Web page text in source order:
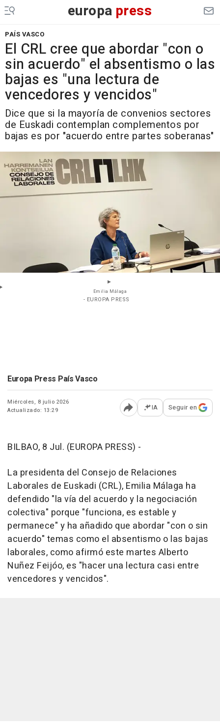
europa press
PAÍS VASCO
El CRL cree que abordar "con o
sin acuerdo" el absentismo o las
bajas es "una lectura de
vencedores y vencidos"
Dice que si la mayoría de convenios sectores
de Euskadi contemplan complementos por
bajas es por "acuerdo entre partes soberanas"
Emilia Málaga
- EUROPA PRESS
Europa Press País Vasco
Miércoles, 8 julio 2026
Actualizado: 13:29
Abrir opciones para
IA Seguir en
BILBAO, 8 Jul. (EUROPA PRESS) -
La presidenta del Consejo de Relaciones
Laborales de Euskadi (CRL), Emilia Málaga ha
defendido "la vía del acuerdo y la negociación
colectiva" porque "funciona, es estable y
permanece" y ha añadido que abordar "con o sin
acuerdo" temas como el absentismo o las bajas
laborales, como afirmó este martes Alberto
Nuñez Feijóo, es "hacer una lectura casi entre
vencedores y vencidos".